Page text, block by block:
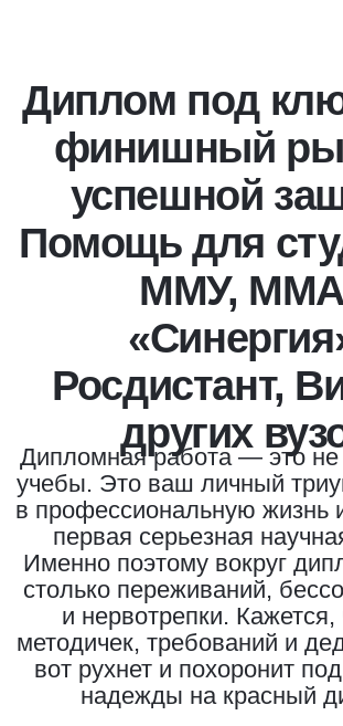
финишный рывок к
успешной защите.
Помощь для студентов
ММУ, ММА,
«Синергия»,
Росдистант, Витте и
других вузов
Дипломная работа — это не просто итог
учебы. Это ваш личный триумф, пропуск
в профессиональную жизнь и, возможно,
первая серьезная научная работа.
Именно поэтому вокруг диплома всегда
столько переживаний, бессонных ночей
и нервотрепки. Кажется, что гора
методичек, требований и дедлайнов вот-
вот рухнет и похоронит под собой все
надежды на красный диплом.
Особенно остро это чувствуют студенты
требовательных вузов: ММУ, ММА, Университет
«Синергия», Росдистант, РосНОУ, Московский
университет имени Витте, ОмГА, ВятГУ, ТулГУ,
МФЮА, МОСАП. В каждом из этих учебных
заведений свои стандарты, свои научные школы и
свои «подводные камни». Разобраться в этом
одиночку сложно, а ошибаться на финишной
прямой — непозволительная роскошь.